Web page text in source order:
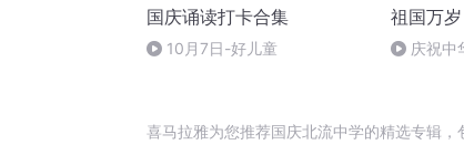
国庆诵读打卡合集
10月7日-好儿童
祖国万
庆祝中
喜马拉雅为您推荐国庆北流中学的精选专辑